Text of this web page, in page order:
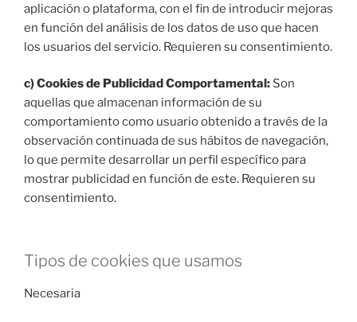
aplicación o plataforma, con el fin de introducir mejoras
en función del análisis de los datos de uso que hacen
los usuarios del servicio. Requieren su consentimiento.
c) Cookies de Publicidad Comportamental: Son
aquellas que almacenan información de su
comportamiento como usuario obtenido a través de la
observación continuada de sus hábitos de navegación,
lo que permite desarrollar un perfil específico para
mostrar publicidad en función de este. Requieren su
consentimiento.
Tipos de cookies que usamos
Necesaria